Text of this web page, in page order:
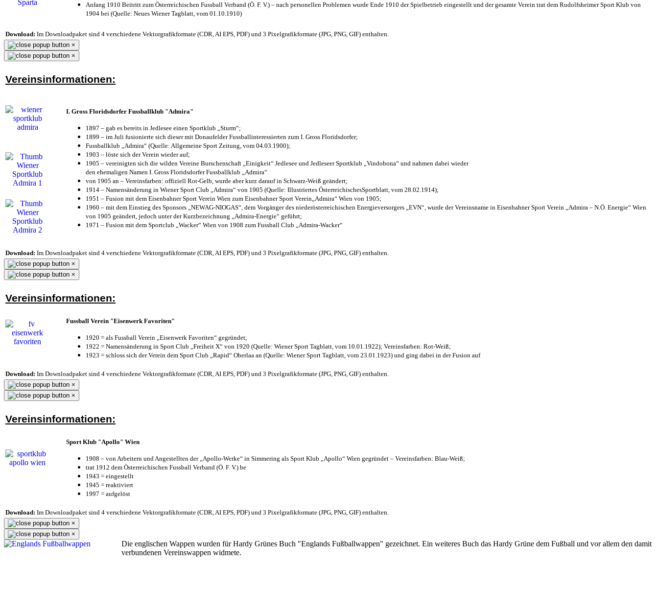
Anfang 1910 Beitritt zum Österreichischen Fussball Verband (Ö. F. V.) – nach personellen Problemen wurde Ende 1910 der Spielbetrieb eingestellt und der gesamte Verein trat dem Rudolfsheimer Sport Klub von
1904 bei (Quelle: Neues Wiener Tagblatt, vom 01.10.1910)
Download: Im Downloadpaket sind 4 verschiedene Vektorgrafikformate (CDR, AI EPS, PDF) und 3 Pixelgrafikformate (JPG, PNG, GIF) enthalten.
×
×
Vereinsinformationen:
I. Gross Floridsdorfer Fussballklub "Admira"
1897 – gab es bereits in Jedlesee einen Sportklub „Sturm“;
1899 – im Juli fusionierte sich dieser mit Donaufelder Fussballinteressierten zum I. Gross Floridsdorfer;
Fussballklub „Admira“ (Quelle: Allgemeine Sport Zeitung, vom 04.03.1900);
1903 – löste sich der Verein wieder auf;
1905 – vereinigten sich die wilden Vereine Burschenschaft „Einigkeit“ Jedlesee und Jedleseer Sportklub „Vindobona“ und nahmen dabei wieder
den ehemaligen Namen I. Gross Floridsdorfer Fussballklub „Admira“
von 1905 an – Vereinsfarben: offiziell Rot-Gelb, wurde aber kurz darauf in Schwarz-Weiß geändert;
1914 – Namensänderung in Wiener Sport Club „Admira“ von 1905 (Quelle: Illustriertes ÖsterreichischesSportblatt, vom 28.02.1914);
1951 – Fusion mit dem Eisenbahner Sport Verein Wien zum Eisenbahner Sport Verein„Admira“ Wien von 1905;
1960 – mit dem Einstieg des Sponsors „NEWAG-NIOGAS“, dem Vorgänger des niederösterreichischen Energieversorgers „EVN“, wurde der Vereinsname in Eisenbahner Sport Verein „Admira – N.Ö. Energie“ Wien
von 1905 geändert, jedoch unter der Kurzbezeichnung „Admira-Energie“ geführt;
1971 – Fusion mit dem Sportclub „Wacker“ Wien von 1908 zum Fussball Club „Admira-Wacker“
Download: Im Downloadpaket sind 4 verschiedene Vektorgrafikformate (CDR, AI EPS, PDF) und 3 Pixelgrafikformate (JPG, PNG, GIF) enthalten.
×
×
Vereinsinformationen:
Fussball Verein "Eisenwerk Favoriten"
1920 = als Fussball Verein „Eisenwerk Favoriten“ gegründet;
1922 = Namensänderung in Sport Club „Freiheit X“ von 1920 (Quelle: Wiener Sport Tagblatt, vom 10.01.1922); Vereinsfarben: Rot-Weiß;
1923 = schloss sich der Verein dem Sport Club „Rapid“ Oberlaa an (Quelle: Wiener Sport Tagblatt, vom 23.01.1923) und ging dabei in der Fusion auf
Download: Im Downloadpaket sind 4 verschiedene Vektorgrafikformate (CDR, AI EPS, PDF) und 3 Pixelgrafikformate (JPG, PNG, GIF) enthalten.
×
×
Vereinsinformationen:
Sport Klub "Apollo" Wien
1908 – von Arbeitern und Angestellten der „Apollo-Werke“ in Simmering als Sport Klub „Apollo“ Wien gegründet – Vereinsfarben: Blau-Weiß;
trat 1912 dem Österreichischen Fussball Verband (Ö. F. V.) be
1943 = eingestellt
1945 = reaktiviert
1997 = aufgelöst
Download: Im Downloadpaket sind 4 verschiedene Vektorgrafikformate (CDR, AI EPS, PDF) und 3 Pixelgrafikformate (JPG, PNG, GIF) enthalten.
×
×
Die englischen Wappen wurden für Hardy Grünes Buch "Englands Fußballwappen" gezeichnet. Ein weiteres Buch das Hardy Grüne dem Fußball und vor allem den damit
verbundenen Vereinswappen widmete.